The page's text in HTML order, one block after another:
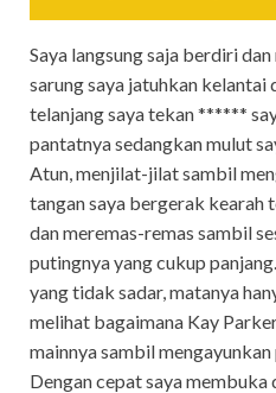
Saya langsung saja berdiri
sarung saya jatuhkan kelantai
telanjang saya tekan ******
pantatnya sedangkan mulut
Atun, menjilat-jilat sambil
tangan saya bergerak kearah
dan meremas-remas sambil
putingnya yang cukup
yang tidak sadar, matanya
melihat bagaimana Kay
mainnya sambil
Dengan cepat saya